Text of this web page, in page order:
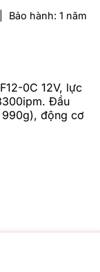
Bảo hành: 1 năm
0C 12V, lực
Đầu
990g), động cơ